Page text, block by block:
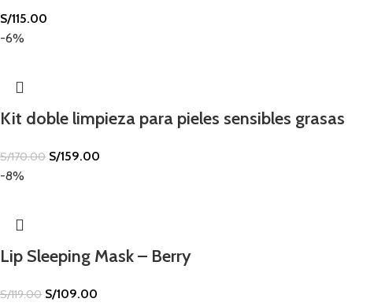
S/115.00
-6%
Kit doble limpieza para pieles sensibles grasas
S/170.00 S/159.00
-8%
Lip Sleeping Mask – Berry
S/119.00 S/109.00